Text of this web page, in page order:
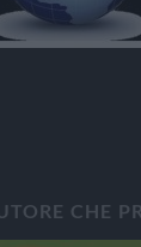
CHE